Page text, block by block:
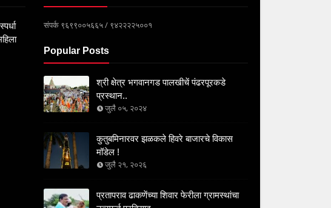
संपर्क ९६९९००५६६५ / ९४२२२२५००१
Popular Posts
श्री क्षेत्र भगवानगड पालखीचें पंढरपूरकडे
प्रस्थान..
जुलै ०५, २०२४
कुतुबमिनारवर झळकले हिवरे बाजारचे विकास
मॉडेल !
जुलै २१, २०२६
प्रतापराव ढाकणेंच्या शिवार फेरीला ग्रामस्थांचा